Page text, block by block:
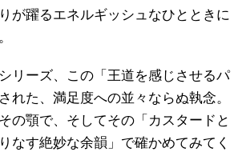
が躍るエネルギッシュなひとときに
リーズ、この「王道を感じさせるパ
れた、満足度への並々ならぬ執念。
の顎で、そしてその「カスタードと
なす絶妙な余韻」で確かめてみてく